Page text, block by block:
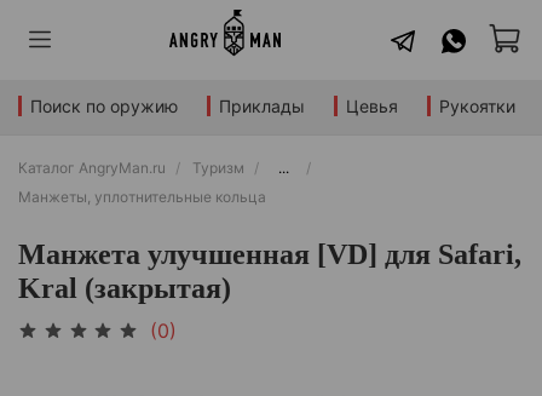
Поиск по оружию Приклады Цевья Рукоятки
Каталог AngryMan.ru Туризм
...
Манжеты, уплотнительные кольца
Манжета улучшенная [VD] для Safari,
Kral (закрытая)
(0)